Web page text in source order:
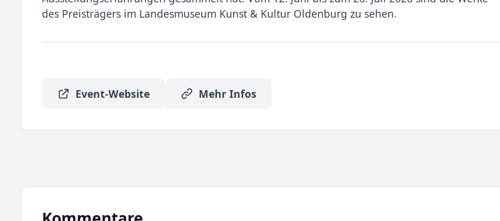
des Preisträgers im Landesmuseum Kunst & Kultur Oldenburg zu sehen.
Event-Website Mehr Infos